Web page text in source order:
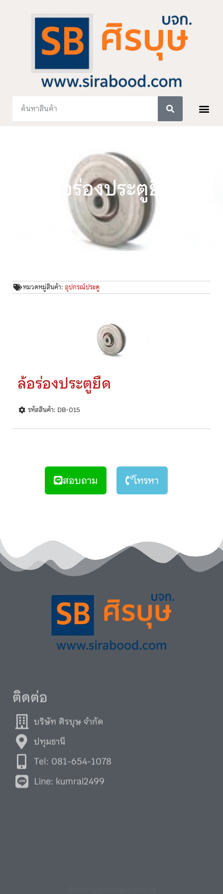
ล้อร่องประตูยืด
หมวดหมู่สินค้า:อุปกรณ์ประตู
ล้อร่องประตูยืด
รหัสสินค้า: DB-015
สอบถาม โทรหา
ติดต่อ
บริษัท ศิรบุษ จำกัด
ปทุมธานี
Tel: 081-654-1078
Line: kumrai2499